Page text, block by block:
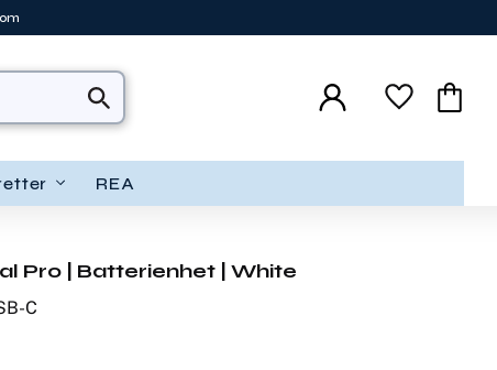
Favoriter
REA
Pro | Batterienhet | White
C